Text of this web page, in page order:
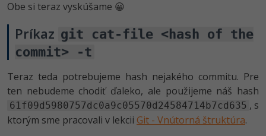
Obe si teraz vyskúšame 😀
Príkaz git cat-file <hash of the
commit> -t
Teraz teda potrebujeme hash nejakého commitu. Pre
ten nebudeme chodiť ďaleko, ale použijeme náš hash
61f09d5980757dc0a9c05570d24584714b7cd635 , s
ktorým sme pracovali v lekcii Git - Vnútorná štruktúra.